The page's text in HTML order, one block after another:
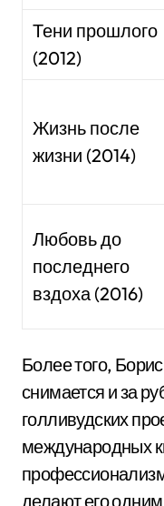
Тени прошлого
(2012)
Жизнь после
жизни (2014)
Любовь до
последнего
вздоха (2016)
Более того,
снимается и за
голливудских
международных
делают его